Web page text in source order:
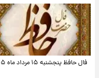
فال حافظ پنجشنبه ۱۵ مرداد ماه ۱۴۰۵